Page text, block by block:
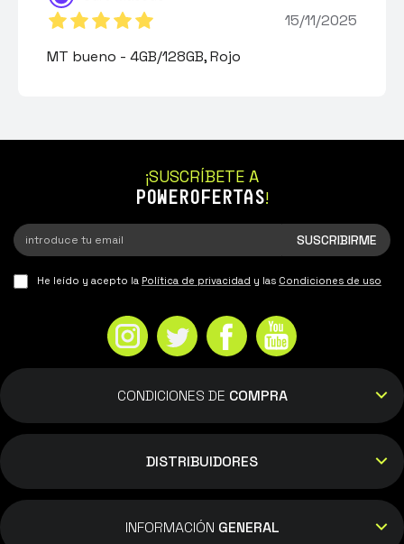
15/11/2025
MT bueno - 4GB/128GB, Rojo
¡SUSCRÍBETE A
POWEROFERTAS!
He leído y acepto la Política de privacidad y las Condiciones de uso
CONDICIONES DE COMPRA
DISTRIBUIDORES
INFORMACIÓN GENERAL